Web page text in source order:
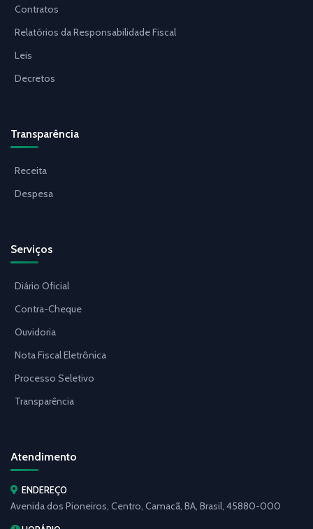
Contratos
Relatórios da Responsabilidade Fiscal
Leis
Decretos
Transparência
Receita
Despesa
Serviços
Diário Oficial
Contra-Cheque
Ouvidoria
Nota Fiscal Eletrônica
Processo Seletivo
Transparência
Atendimento
ENDEREÇO
Avenida dos Pioneiros, Centro, Camacã, BA, Brasil, 45880-000